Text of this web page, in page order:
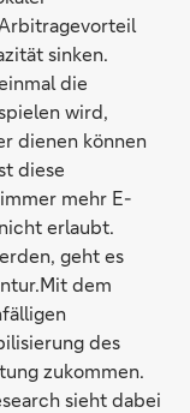
sinken.
die
wird,
dienen können
diese
mehr E-
erlaubt.
geht es
dem
des
zukommen.
sieht dabei